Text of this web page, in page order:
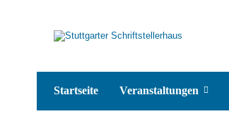
Startseite Veranstaltungen